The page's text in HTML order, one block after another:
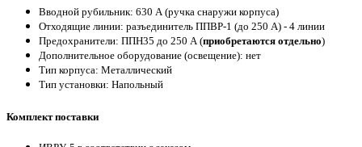
Вводной рубильник: 630 А (ручка снаружи корпуса)
Отходящие линии: разъединитель ППВР-1 (до 250 А) - 4 линии
Предохранители: ППН35 до 250 А (приобретаются отдельно)
Дополнительное оборудование (освещение): нет
Тип корпуса: Металлический
Тип установки: Напольный
Комплект поставки